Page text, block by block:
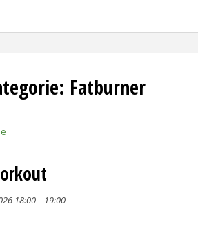
Fatburner
18:00– 19:00